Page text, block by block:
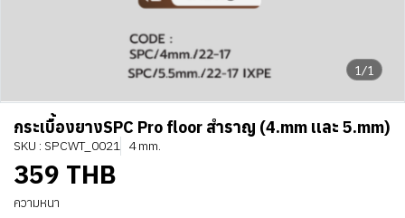
1/1
กระเบื้องยางSPC Pro floor สำราญ (4.mm เเละ 5.mm)
SKU : SPCWT_0021 4 mm.
359 THB
ความหนา